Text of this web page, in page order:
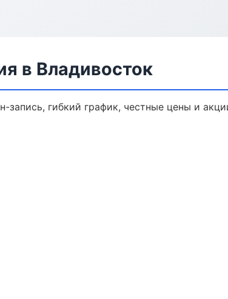
в Владивосток
запись, гибкий график, честные цены и